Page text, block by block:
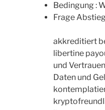
Bedingung :
Frage
akkreditiert
libertine
und
Daten und